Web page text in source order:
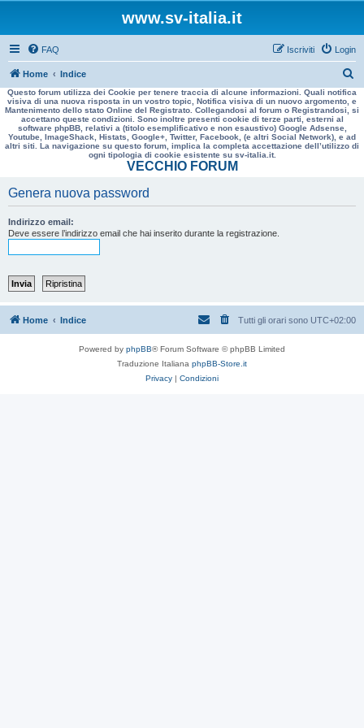
www.sv-italia.it
FAQ Login
Iscriviti
Home Indice
e
r
a
Questo forum utilizza dei Cookie per tenere traccia di alcune informazioni. Quali notifica
visiva di una nuova risposta in un vostro topic, Notifica visiva di un nuovo argomento, e
Mantenimento dello stato Online del Registrato. Collegandosi al forum o Registrandosi, si
accettano queste condizioni. Sono inoltre presenti cookie di terze parti, esterni al
software phpBB, relativi a (titolo esemplificativo e non esaustivo) Google Adsense,
Youtube, ImageShack, Histats, Google+, Twitter, Facebook, (e altri Social Network), e ad
altri siti. La navigazione su questo forum, implica la completa accettazione dell’utilizzo di
ogni tipologia di cookie esistente su sv-italia.it.
VECCHIO FORUM
Genera nuova password
Indirizzo email:
Deve essere l’indirizzo email che hai inserito durante la registrazione.
Home Indice Tutti gli orari sono UTC+02:00
Powered by phpBB® Forum Software © phpBB Limited
Traduzione Italiana phpBB-Store.it
Privacy | Condizioni